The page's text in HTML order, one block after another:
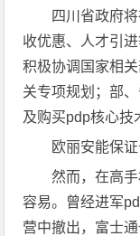
四川省政府
收优惠、人才引
积极协调国家相
关专项规划；部
及购买pdp核心技
欧丽安能保
然而，在高
容易。曾经进军
营中撤出，富士